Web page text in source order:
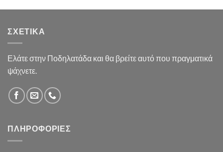
ΣΧΕΤΙΚΆ
Ελάτε στην Ποδηλατάδα και θα βρείτε αυτό που πραγματικά
ψάχνετε.
ΠΛΗΡΟΦΟΡΊΕΣ